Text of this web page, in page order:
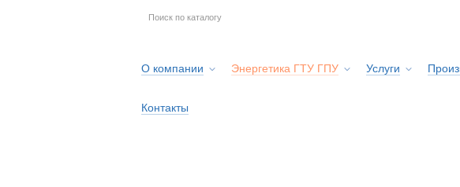
О компании Энергетика ГТУ ГПУ Услуги
Контакты